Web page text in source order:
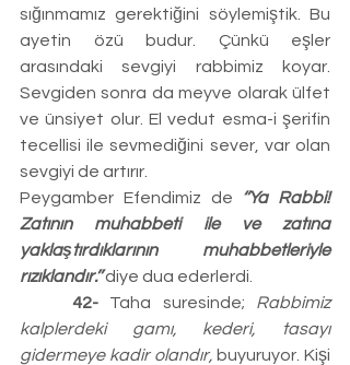
sığınmamız gerektiğini söylemiştik. Bu
ayetin özü budur. Çünkü eşler
arasındaki sevgiyi rabbimiz koyar.
Sevgiden sonra da meyve olarak ülfet
ve ünsiyet olur. El vedut esma-i şerifin
tecellisi ile sevmediğini sever, var olan
sevgiyi de artırır.
Peygamber Efendimiz de
‘’Ya Rabbi!
Zatının muhabbeti ile ve zatına
yaklaştırdıklarının muhabbetleriyle
rızıklandır.’’ diye dua ederlerdi.
	42-
Taha suresinde; Rabbimiz
kalplerdeki gamı, kederi, tasayı
gidermeye kadir olandır, buyuruyor. Kişi